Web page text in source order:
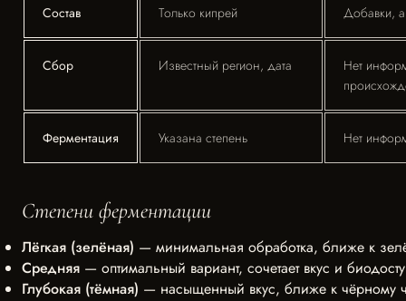
Состав Только кипрей Добавки,
Сбор Известный регион, дата
Нет
Ферментация Указана степень Нет
Степени ферментации
Лёгкая (зелёная) — минимальная обработка, ближе к
Средняя — оптимальный вариант, сочетает вкус и
Глубокая (тёмная) — насыщенный вкус, ближе к чёрному